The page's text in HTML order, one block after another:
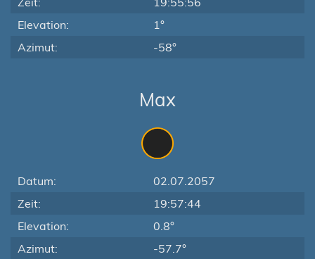
Elevation:
1°
Azimut:
-58°
Max
Datum:
02.07.2057
Zeit:
19:57:44
Elevation:
0.8°
Azimut:
-57.7°